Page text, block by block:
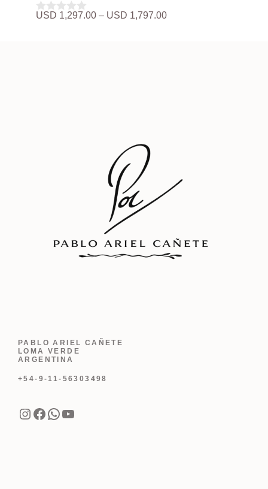
hasta
0
USD 1,297.00 – USD 1,797.00Rango
PABLO ARIEL CAÑETE
LOMA VERDE
ARGENTINA
+54-9-11-56303498
Instagram
Facebook
WhatsApp
YouTube